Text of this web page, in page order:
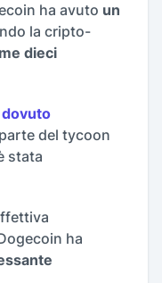
ha avuto un
la cripto-
dieci
dovuto
del tycoon
stata
ha